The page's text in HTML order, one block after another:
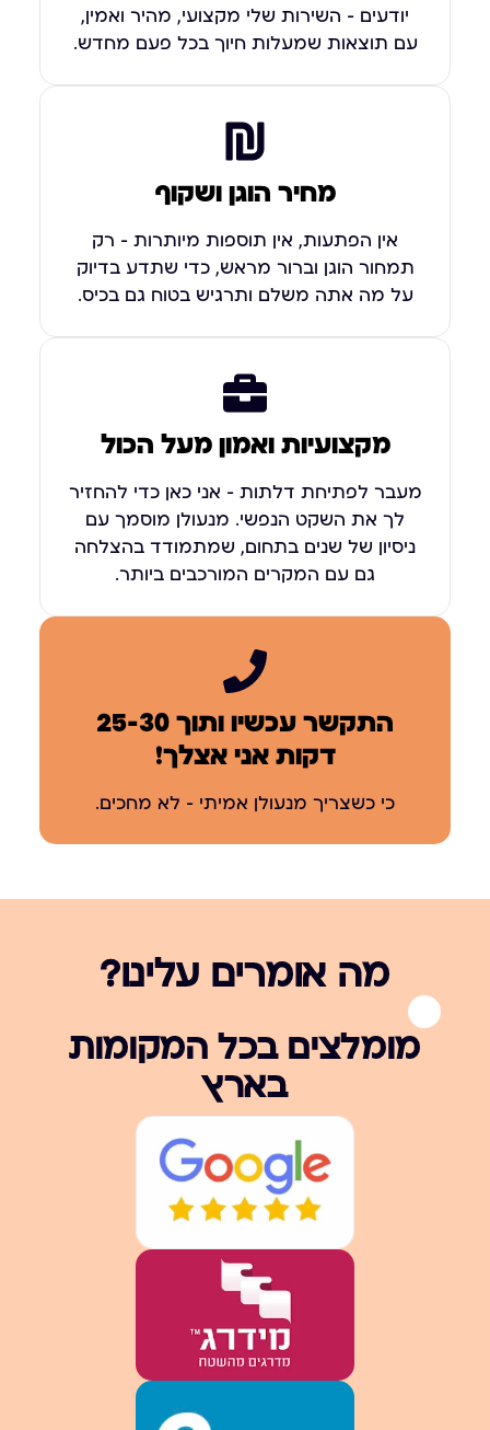
יודעים – השירות שלי מקצועי, מהיר ואמין,
עם תוצאות שמעלות חיוך בכל פעם מחדש.
מחיר הוגן ושקוף
אין הפתעות, אין תוספות מיותרות – רק
תמחור הוגן וברור מראש, כדי שתדע בדיוק
על מה אתה משלם ותרגיש בטוח גם בכיס.
מקצועיות ואמון מעל הכול
מעבר לפתיחת דלתות – אני כאן כדי להחזיר
לך את השקט הנפשי. מנעולן מוסמך עם
ניסיון של שנים בתחום, שמתמודד בהצלחה
גם עם המקרים המורכבים ביותר.
התקשר עכשיו ותוך 25-30
דקות אני אצלך!
כי כשצריך מנעולן אמיתי – לא מחכים.
מה אומרים עלינו?
מומלצים בכל המקומות
בארץ